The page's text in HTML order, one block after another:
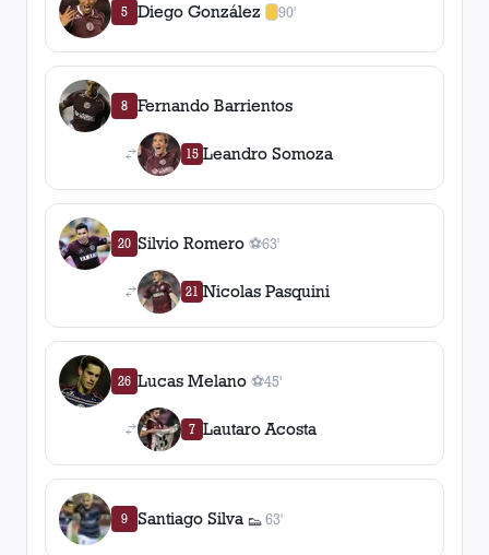
5 Diego González 90'
1amarilla
8 Fernando Barrientos
15 Leandro Somoza
20 Silvio Romero ⚽
1gol
63'
21 Nicolas Pasquini
26 Lucas Melano ⚽
1gol
45'
7 Lautaro Acosta
9 Santiago Silva 👟
1asistencia
63'